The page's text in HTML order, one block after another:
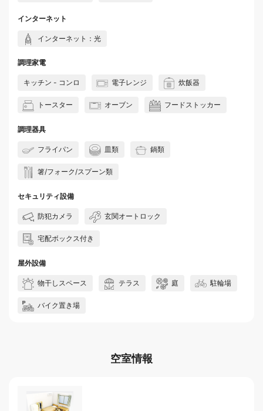
インターネット
インターネット：光
調理家電
キッチン - コンロ 電子レンジ 炊飯器
トースター オーブン フードストッカー
調理器具
フライパン 皿類 鍋類
箸/フォーク/スプーン類
セキュリティ設備
防犯カメラ 玄関オートロック
宅配ボックス付き
屋外設備
物干しスペース テラス 庭 駐輪場
バイク置き場
空室情報